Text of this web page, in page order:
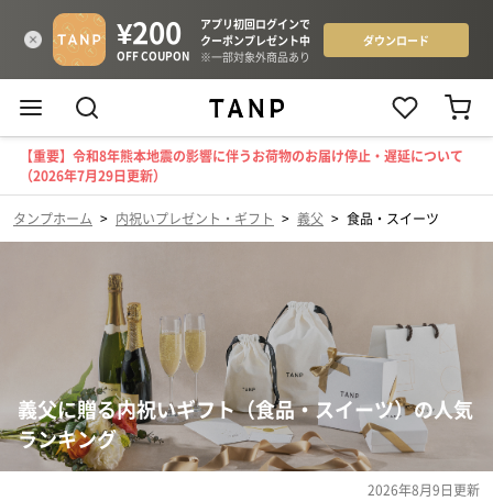
【重要】令和8年熊本地震の影響に伴うお荷物のお届け停止・遅延について
（2026年7月29日更新）
タンプホーム > 内祝いプレゼント・ギフト > 義父 > 食品・スイーツ
義父に贈る内祝いギフト（食品・スイーツ）の人気
ランキング
2026年8月9日更新